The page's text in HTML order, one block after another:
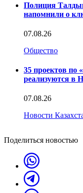
Полиция
напомнили о
07.08.26
Общество
35 проектов по
реализуются в
07.08.26
Новости
Поделиться новостью